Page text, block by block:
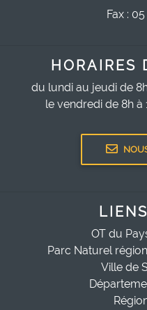
Fax :
HORAIRES
du lundi au jeudi de
le vendredi de 8h à
OT du
Parc Naturel
Ville de